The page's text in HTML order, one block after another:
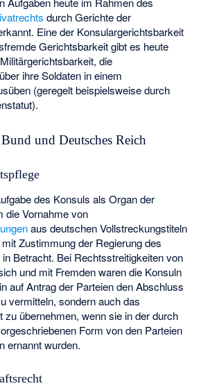
durch Gerichte der
Eine der Konsulargerichtsbarkeit
Gerichtsbarkeit gibt es heute
die
ihre Soldaten in einem
(geregelt beispielsweise durch
und Deutsches Reich
des Konsuls als Organ der
die Vornahme von
aus deutschen Vollstreckungstiteln
Zustimmung der Regierung des
Betracht. Bei Rechtsstreitigkeiten von
und mit Fremden waren die Konsuln
auf Antrag der Parteien den Abschluss
vermitteln, sondern auch das
zu übernehmen, wenn sie in der durch
Form von den Parteien
ernannt wurden.